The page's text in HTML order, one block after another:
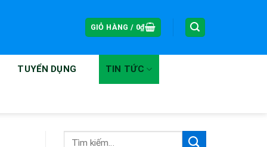
GIỎ HÀNG / 0₫
TUYỂN DỤNG TIN TỨC